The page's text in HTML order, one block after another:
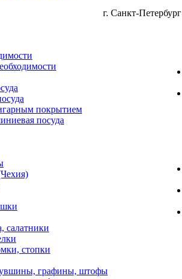
г. Санкт-Петербург
покрытием
посуда
салатники
стопки
графины, штофы